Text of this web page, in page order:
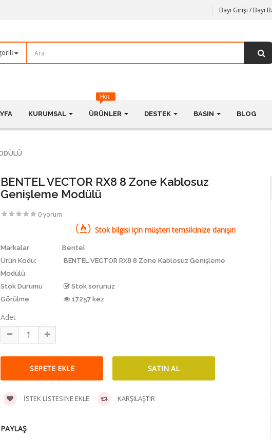
Bayi Girişi / Bayi
KURUMSAL ÜRÜNLER DESTEK BASIN BLOG
BENTEL VECTOR RX8 8 Zone Kablosuz
Genişleme Modülü
0 yorum
Stok bilgisi için müşteri temsilcinize danışın
Markalar
Bentel
Ürün Kodu:
BENTEL VECTOR RX8 8 Zone Kablosuz Genişleme
Modülü
Stok Durumu
Stok sorunuz
Görülme
17257 kez
Adet
İSTEK LISTESINE EKLE KARŞILAŞTIR
PAYLAŞ